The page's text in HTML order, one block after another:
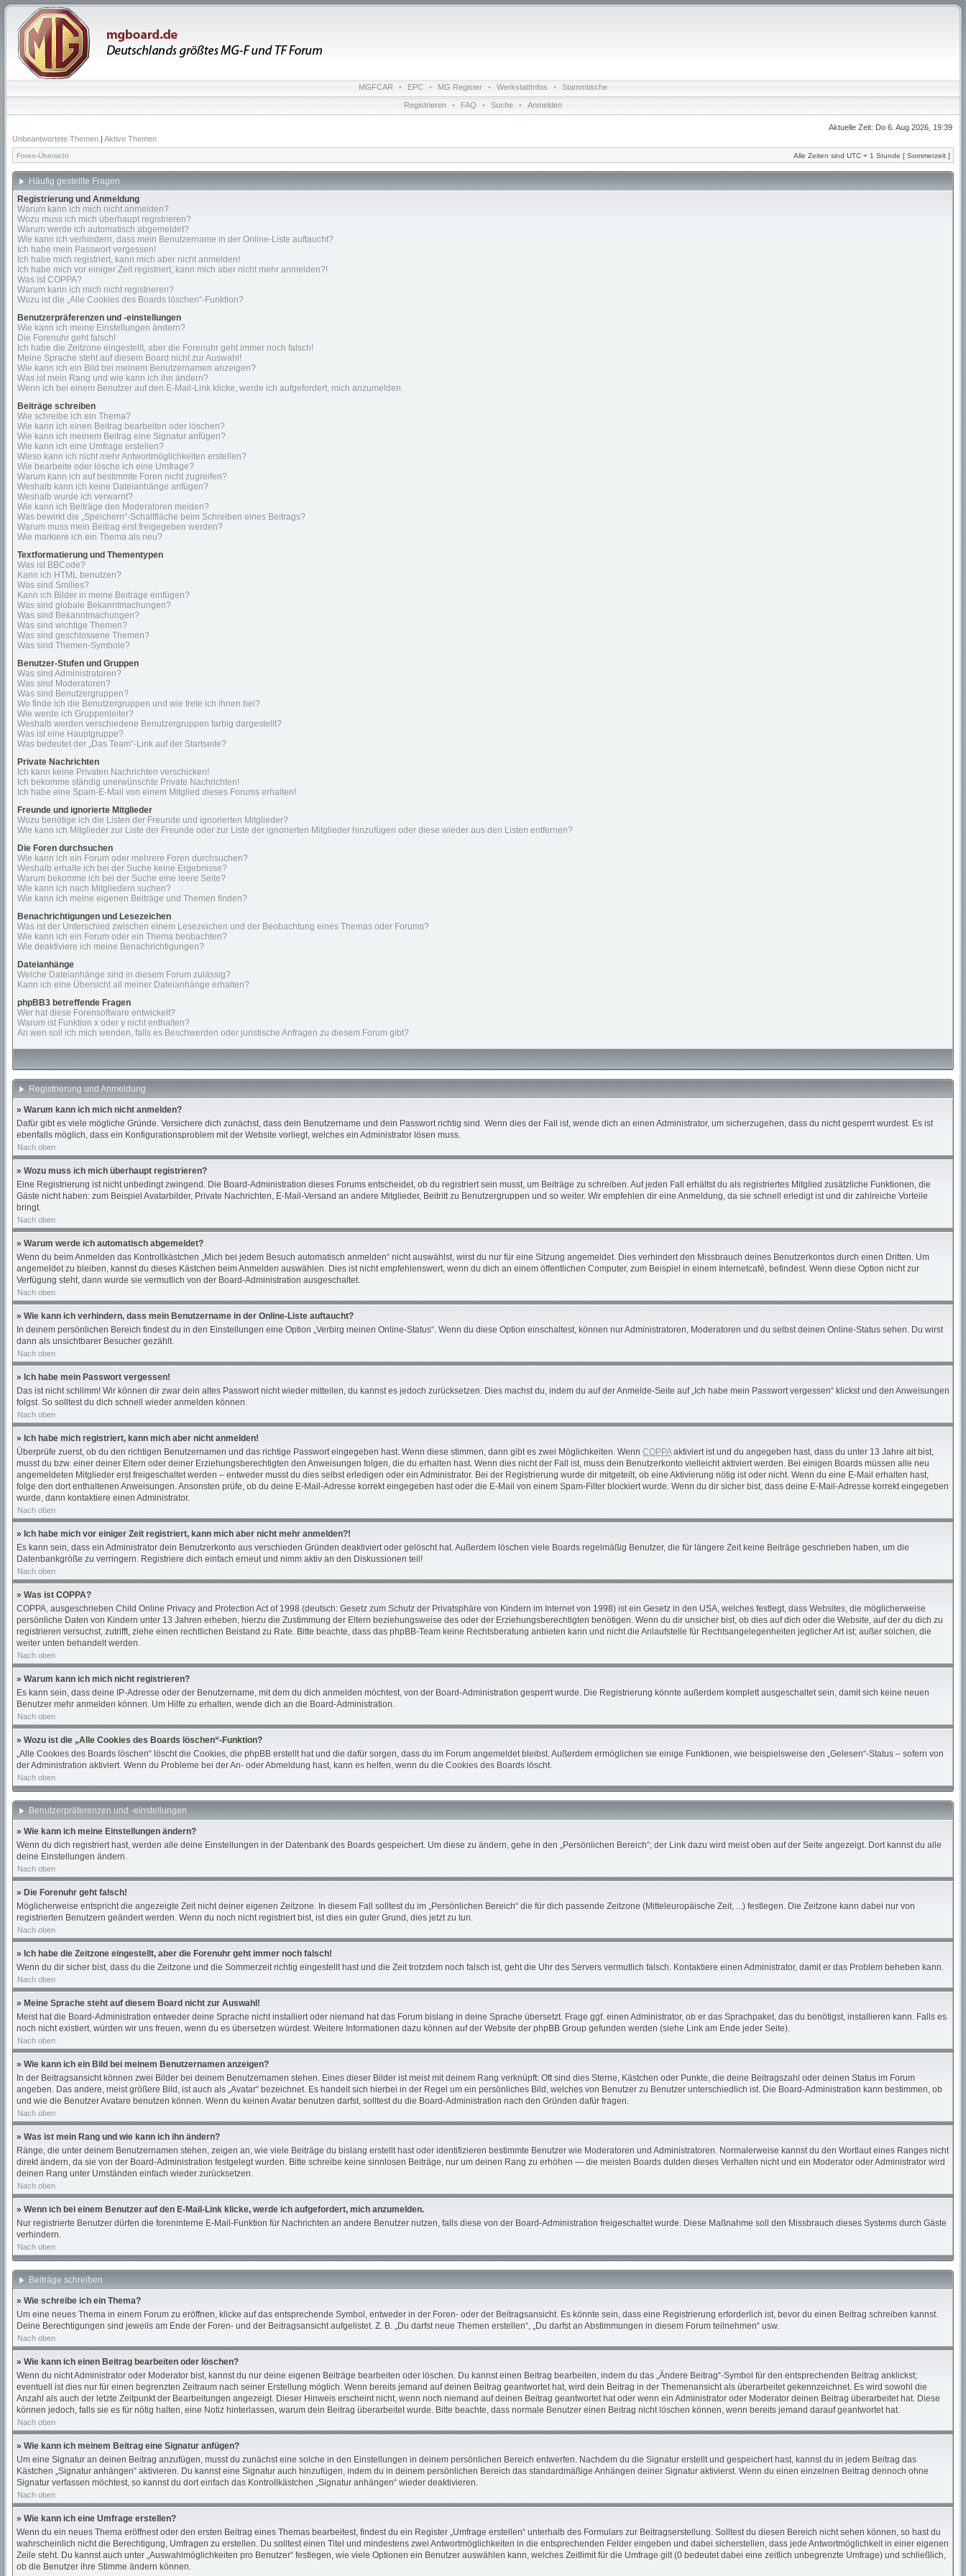
MGFCAR • EPC • MG Register • WerkstattInfos • Stammtische
Registrieren • FAQ • Suche • Anmelden
Aktuelle Zeit: Do 6. Aug 2026, 19:39
Unbeantwortete Themen | Aktive Themen
Foren-Übersicht Alle Zeiten sind UTC + 1 Stunde [ Sommerzeit ]
Häufig gestellte Fragen
Registrierung und Anmeldung
Warum kann ich mich nicht anmelden?
Wozu muss ich mich überhaupt registrieren?
Warum werde ich automatisch abgemeldet?
Wie kann ich verhindern, dass mein Benutzername in der Online-Liste auftaucht?
Ich habe mein Passwort vergessen!
Ich habe mich registriert, kann mich aber nicht anmelden!
Ich habe mich vor einiger Zeit registriert, kann mich aber nicht mehr anmelden?!
Was ist COPPA?
Warum kann ich mich nicht registrieren?
Wozu ist die „Alle Cookies des Boards löschen“-Funktion?
Benutzerpräferenzen und -einstellungen
Wie kann ich meine Einstellungen ändern?
Die Forenuhr geht falsch!
Ich habe die Zeitzone eingestellt, aber die Forenuhr geht immer noch falsch!
Meine Sprache steht auf diesem Board nicht zur Auswahl!
Wie kann ich ein Bild bei meinem Benutzernamen anzeigen?
Was ist mein Rang und wie kann ich ihn ändern?
Wenn ich bei einem Benutzer auf den E-Mail-Link klicke, werde ich aufgefordert, mich anzumelden.
Beiträge schreiben
Wie schreibe ich ein Thema?
Wie kann ich einen Beitrag bearbeiten oder löschen?
Wie kann ich meinem Beitrag eine Signatur anfügen?
Wie kann ich eine Umfrage erstellen?
Wieso kann ich nicht mehr Antwortmöglichkeiten erstellen?
Wie bearbeite oder lösche ich eine Umfrage?
Warum kann ich auf bestimmte Foren nicht zugreifen?
Weshalb kann ich keine Dateianhänge anfügen?
Weshalb wurde ich verwarnt?
Wie kann ich Beiträge den Moderatoren melden?
Was bewirkt die „Speichern“-Schaltfläche beim Schreiben eines Beitrags?
Warum muss mein Beitrag erst freigegeben werden?
Wie markiere ich ein Thema als neu?
Textformatierung und Thementypen
Was ist BBCode?
Kann ich HTML benutzen?
Was sind Smilies?
Kann ich Bilder in meine Beiträge einfügen?
Was sind globale Bekanntmachungen?
Was sind Bekanntmachungen?
Was sind wichtige Themen?
Was sind geschlossene Themen?
Was sind Themen-Symbole?
Benutzer-Stufen und Gruppen
Was sind Administratoren?
Was sind Moderatoren?
Was sind Benutzergruppen?
Wo finde ich die Benutzergruppen und wie trete ich ihnen bei?
Wie werde ich Gruppenleiter?
Weshalb werden verschiedene Benutzergruppen farbig dargestellt?
Was ist eine Hauptgruppe?
Was bedeutet der „Das Team“-Link auf der Startseite?
Private Nachrichten
Ich kann keine Privaten Nachrichten verschicken!
Ich bekomme ständig unerwünschte Private Nachrichten!
Ich habe eine Spam-E-Mail von einem Mitglied dieses Forums erhalten!
Freunde und ignorierte Mitglieder
Wozu benötige ich die Listen der Freunde und ignorierten Mitglieder?
Wie kann ich Mitglieder zur Liste der Freunde oder zur Liste der ignorierten Mitglieder hinzufügen oder diese wieder aus den Listen entfernen?
Die Foren durchsuchen
Wie kann ich ein Forum oder mehrere Foren durchsuchen?
Weshalb erhalte ich bei der Suche keine Ergebnisse?
Warum bekomme ich bei der Suche eine leere Seite?
Wie kann ich nach Mitgliedern suchen?
Wie kann ich meine eigenen Beiträge und Themen finden?
Benachrichtigungen und Lesezeichen
Was ist der Unterschied zwischen einem Lesezeichen und der Beobachtung eines Themas oder Forums?
Wie kann ich ein Forum oder ein Thema beobachten?
Wie deaktiviere ich meine Benachrichtigungen?
Dateianhänge
Welche Dateianhänge sind in diesem Forum zulässig?
Kann ich eine Übersicht all meiner Dateianhänge erhalten?
phpBB3 betreffende Fragen
Wer hat diese Forensoftware entwickelt?
Warum ist Funktion x oder y nicht enthalten?
An wen soll ich mich wenden, falls es Beschwerden oder juristische Anfragen zu diesem Forum gibt?
Registrierung und Anmeldung
» Warum kann ich mich nicht anmelden?
Dafür gibt es viele mögliche Gründe. Versichere dich zunächst, dass dein Benutzername und dein Passwort richtig sind. Wenn dies der Fall ist, wende dich an einen Administrator, um sicherzugehen, dass du nicht gesperrt wurdest. Es ist
ebenfalls möglich, dass ein Konfigurationsproblem mit der Website vorliegt, welches ein Administrator lösen muss.
Nach oben
» Wozu muss ich mich überhaupt registrieren?
Eine Registrierung ist nicht unbedingt zwingend. Die Board-Administration dieses Forums entscheidet, ob du registriert sein musst, um Beiträge zu schreiben. Auf jeden Fall erhältst du als registriertes Mitglied zusätzliche Funktionen, die
Gäste nicht haben: zum Beispiel Avatarbilder, Private Nachrichten, E-Mail-Versand an andere Mitglieder, Beitritt zu Benutzergruppen und so weiter. Wir empfehlen dir eine Anmeldung, da sie schnell erledigt ist und dir zahlreiche Vorteile
bringt.
Nach oben
» Warum werde ich automatisch abgemeldet?
Wenn du beim Anmelden das Kontrollkästchen „Mich bei jedem Besuch automatisch anmelden“ nicht auswählst, wirst du nur für eine Sitzung angemeldet. Dies verhindert den Missbrauch deines Benutzerkontos durch einen Dritten. Um
angemeldet zu bleiben, kannst du dieses Kästchen beim Anmelden auswählen. Dies ist nicht empfehlenswert, wenn du dich an einem öffentlichen Computer, zum Beispiel in einem Internetcafé, befindest. Wenn diese Option nicht zur
Verfügung steht, dann wurde sie vermutlich von der Board-Administration ausgeschaltet.
Nach oben
» Wie kann ich verhindern, dass mein Benutzername in der Online-Liste auftaucht?
In deinem persönlichen Bereich findest du in den Einstellungen eine Option „Verbirg meinen Online-Status“. Wenn du diese Option einschaltest, können nur Administratoren, Moderatoren und du selbst deinen Online-Status sehen. Du wirst
dann als unsichtbarer Besucher gezählt.
Nach oben
» Ich habe mein Passwort vergessen!
Das ist nicht schlimm! Wir können dir zwar dein altes Passwort nicht wieder mitteilen, du kannst es jedoch zurücksetzen. Dies machst du, indem du auf der Anmelde-Seite auf „Ich habe mein Passwort vergessen“ klickst und den Anweisungen
folgst. So solltest du dich schnell wieder anmelden können.
Nach oben
» Ich habe mich registriert, kann mich aber nicht anmelden!
Überprüfe zuerst, ob du den richtigen Benutzernamen und das richtige Passwort eingegeben hast. Wenn diese stimmen, dann gibt es zwei Möglichkeiten. Wenn COPPAaktiviert ist und du angegeben hast, dass du unter 13 Jahre alt bist,
musst du bzw. einer deiner Eltern oder deiner Erziehungsberechtigten den Anweisungen folgen, die du erhalten hast. Wenn dies nicht der Fall ist, muss dein Benutzerkonto vielleicht aktiviert werden. Bei einigen Boards müssen alle neu
angemeldeten Mitglieder erst freigeschaltet werden – entweder musst du dies selbst erledigen oder ein Administrator. Bei der Registrierung wurde dir mitgeteilt, ob eine Aktivierung nötig ist oder nicht. Wenn du eine E-Mail erhalten hast,
folge den dort enthaltenen Anweisungen. Ansonsten prüfe, ob du deine E-Mail-Adresse korrekt eingegeben hast oder die E-Mail von einem Spam-Filter blockiert wurde. Wenn du dir sicher bist, dass deine E-Mail-Adresse korrekt eingegeben
wurde, dann kontaktiere einen Administrator.
Nach oben
» Ich habe mich vor einiger Zeit registriert, kann mich aber nicht mehr anmelden?!
Es kann sein, dass ein Administrator dein Benutzerkonto aus verschieden Gründen deaktiviert oder gelöscht hat. Außerdem löschen viele Boards regelmäßig Benutzer, die für längere Zeit keine Beiträge geschrieben haben, um die
Datenbankgröße zu verringern. Registriere dich einfach erneut und nimm aktiv an den Diskussionen teil!
Nach oben
» Was ist COPPA?
COPPA, ausgeschrieben Child Online Privacy and Protection Act of 1998 (deutsch: Gesetz zum Schutz der Privatsphäre von Kindern im Internet von 1998) ist ein Gesetz in den USA, welches festlegt, dass Websites, die möglicherweise
persönliche Daten von Kindern unter 13 Jahren erheben, hierzu die Zustimmung der Eltern beziehungsweise des oder der Erziehungsberechtigten benötigen. Wenn du dir unsicher bist, ob dies auf dich oder die Website, auf der du dich zu
registrieren versuchst, zutrifft, ziehe einen rechtlichen Beistand zu Rate. Bitte beachte, dass das phpBB-Team keine Rechtsberatung anbieten kann und nicht die Anlaufstelle für Rechtsangelegenheiten jeglicher Art ist; außer solchen, die
weiter unten behandelt werden.
Nach oben
» Warum kann ich mich nicht registrieren?
Es kann sein, dass deine IP-Adresse oder der Benutzername, mit dem du dich anmelden möchtest, von der Board-Administration gesperrt wurde. Die Registrierung könnte außerdem komplett ausgeschaltet sein, damit sich keine neuen
Benutzer mehr anmelden können. Um Hilfe zu erhalten, wende dich an die Board-Administration.
Nach oben
» Wozu ist die „Alle Cookies des Boards löschen“-Funktion?
„Alle Cookies des Boards löschen“ löscht die Cookies, die phpBB erstellt hat und die dafür sorgen, dass du im Forum angemeldet bleibst. Außerdem ermöglichen sie einige Funktionen, wie beispielsweise den „Gelesen“-Status – sofern von
der Administration aktiviert. Wenn du Probleme bei der An- oder Abmeldung hast, kann es helfen, wenn du die Cookies des Boards löscht.
Nach oben
Benutzerpräferenzen und -einstellungen
» Wie kann ich meine Einstellungen ändern?
Wenn du dich registriert hast, werden alle deine Einstellungen in der Datenbank des Boards gespeichert. Um diese zu ändern, gehe in den „Persönlichen Bereich“; der Link dazu wird meist oben auf der Seite angezeigt. Dort kannst du alle
deine Einstellungen ändern.
Nach oben
» Die Forenuhr geht falsch!
Möglicherweise entspricht die angezeigte Zeit nicht deiner eigenen Zeitzone. In diesem Fall solltest du im „Persönlichen Bereich“ die für dich passende Zeitzone (Mitteleuropäische Zeit, ...) festlegen. Die Zeitzone kann dabei nur von
registrierten Benutzern geändert werden. Wenn du noch nicht registriert bist, ist dies ein guter Grund, dies jetzt zu tun.
Nach oben
» Ich habe die Zeitzone eingestellt, aber die Forenuhr geht immer noch falsch!
Wenn du dir sicher bist, dass du die Zeitzone und die Sommerzeit richtig eingestellt hast und die Zeit trotzdem noch falsch ist, geht die Uhr des Servers vermutlich falsch. Kontaktiere einen Administrator, damit er das Problem beheben kann.
Nach oben
» Meine Sprache steht auf diesem Board nicht zur Auswahl!
Meist hat die Board-Administration entweder deine Sprache nicht installiert oder niemand hat das Forum bislang in deine Sprache übersetzt. Frage ggf. einen Administrator, ob er das Sprachpaket, das du benötigst, installieren kann. Falls es
noch nicht existiert, würden wir uns freuen, wenn du es übersetzen würdest. Weitere Informationen dazu können auf der Website der phpBB Group gefunden werden (siehe Link am Ende jeder Seite).
Nach oben
» Wie kann ich ein Bild bei meinem Benutzernamen anzeigen?
In der Beitragsansicht können zwei Bilder bei deinem Benutzernamen stehen. Eines dieser Bilder ist meist mit deinem Rang verknüpft: Oft sind dies Sterne, Kästchen oder Punkte, die deine Beitragszahl oder deinen Status im Forum
angeben. Das andere, meist größere Bild, ist auch als „Avatar“ bezeichnet. Es handelt sich hierbei in der Regel um ein persönliches Bild, welches von Benutzer zu Benutzer unterschiedlich ist. Die Board-Administration kann bestimmen, ob
und wie die Benutzer Avatare benutzen können. Wenn du keinen Avatar benutzen darfst, solltest du die Board-Administration nach den Gründen dafür fragen.
Nach oben
» Was ist mein Rang und wie kann ich ihn ändern?
Ränge, die unter deinem Benutzernamen stehen, zeigen an, wie viele Beiträge du bislang erstellt hast oder identifizieren bestimmte Benutzer wie Moderatoren und Administratoren. Normalerweise kannst du den Wortlaut eines Ranges nicht
direkt ändern, da sie von der Board-Administration festgelegt wurden. Bitte schreibe keine sinnlosen Beiträge, nur um deinen Rang zu erhöhen — die meisten Boards dulden dieses Verhalten nicht und ein Moderator oder Administrator wird
deinen Rang unter Umständen einfach wieder zurücksetzen.
Nach oben
» Wenn ich bei einem Benutzer auf den E-Mail-Link klicke, werde ich aufgefordert, mich anzumelden.
Nur registrierte Benutzer dürfen die foreninterne E-Mail-Funktion für Nachrichten an andere Benutzer nutzen, falls diese von der Board-Administration freigeschaltet wurde. Diese Maßnahme soll den Missbrauch dieses Systems durch Gäste
verhindern.
Nach oben
Beiträge schreiben
» Wie schreibe ich ein Thema?
Um eine neues Thema in einem Forum zu eröffnen, klicke auf das entsprechende Symbol, entweder in der Foren- oder der Beitragsansicht. Es könnte sein, dass eine Registrierung erforderlich ist, bevor du einen Beitrag schreiben kannst.
Deine Berechtigungen sind jeweils am Ende der Foren- und der Beitragsansicht aufgelistet. Z. B. „Du darfst neue Themen erstellen“, „Du darfst an Abstimmungen in diesem Forum teilnehmen“ usw.
Nach oben
» Wie kann ich einen Beitrag bearbeiten oder löschen?
Wenn du nicht Administrator oder Moderator bist, kannst du nur deine eigenen Beiträge bearbeiten oder löschen. Du kannst einen Beitrag bearbeiten, indem du das „Ändere Beitrag“-Symbol für den entsprechenden Beitrag anklickst;
eventuell ist dies nur für einen begrenzten Zeitraum nach seiner Erstellung möglich. Wenn bereits jemand auf deinen Beitrag geantwortet hat, wird dein Beitrag in der Themenansicht als überarbeitet gekennzeichnet. Es wird sowohl die
Anzahl als auch der letzte Zeitpunkt der Bearbeitungen angezeigt. Dieser Hinweis erscheint nicht, wenn noch niemand auf deinen Beitrag geantwortet hat oder wenn ein Administrator oder Moderator deinen Beitrag überarbeitet hat. Diese
können jedoch, falls sie es für nötig halten, eine Notiz hinterlassen, warum dein Beitrag überarbeitet wurde. Bitte beachte, dass normale Benutzer einen Beitrag nicht löschen können, wenn bereits jemand darauf geantwortet hat.
Nach oben
» Wie kann ich meinem Beitrag eine Signatur anfügen?
Um eine Signatur an deinen Beitrag anzufügen, musst du zunächst eine solche in den Einstellungen in deinem persönlichen Bereich entwerfen. Nachdem du die Signatur erstellt und gespeichert hast, kannst du in jedem Beitrag das
Kästchen „Signatur anhängen“ aktivieren. Du kannst eine Signatur auch hinzufügen, indem du in deinem persönlichen Bereich das standardmäßige Anhängen deiner Signatur aktivierst. Wenn du einen einzelnen Beitrag dennoch ohne
Signatur verfassen möchtest, so kannst du dort einfach das Kontrollkästchen „Signatur anhängen“ wieder deaktivieren.
Nach oben
» Wie kann ich eine Umfrage erstellen?
Wenn du ein neues Thema eröffnest oder den ersten Beitrag eines Themas bearbeitest, findest du ein Register „Umfrage erstellen“ unterhalb des Formulars zur Beitragserstellung. Solltest du diesen Bereich nicht sehen können, so hast du
wahrscheinlich nicht die Berechtigung, Umfragen zu erstellen. Du solltest einen Titel und mindestens zwei Antwortmöglichkeiten in die entsprechenden Felder eingeben und dabei sicherstellen, dass jede Antwortmöglichkeit in einer eigenen
Zeile steht. Du kannst auch unter „Auswahlmöglichkeiten pro Benutzer“ festlegen, wie viele Optionen ein Benutzer auswählen kann, welches Zeitlimit für die Umfrage gilt (0 bedeutet dabei eine zeitlich unbegrenzte Umfrage) und schließlich,
ob die Benutzer ihre Stimme ändern können.